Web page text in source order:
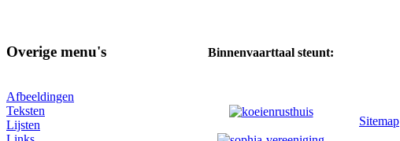
Overige menu's
Afbeeldingen
Teksten
Lijsten
Binnenvaarttaal steunt:
Sitemap